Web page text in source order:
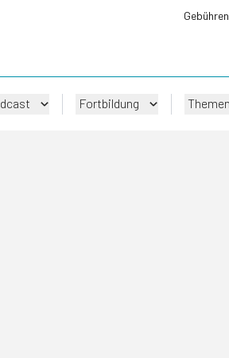
Fortbildung